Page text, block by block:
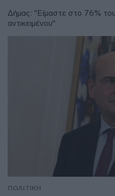
Δήμας: "Είμαστε στο 76%
αντικειμένου"
ΠΟΛΙΤΙΚΗ